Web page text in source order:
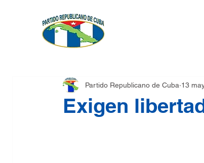
Exigen
Partido Republicano de Cuba 13